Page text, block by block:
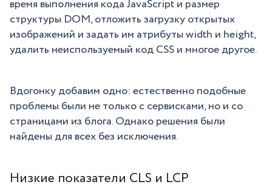
время выполнения кода JavaScript и размер
структуры DOM, отложить загрузку открытых
изображений и задать им атрибуты width и height,
удалить неиспользуемый код CSS и многое другое.
Вдогонку добавим одно: естественно подобные
проблемы были не только с сервисками, но и со
страницами из блога. Однако решения были
найдены для всех без исключения.
Низкие показатели CLS и LCP